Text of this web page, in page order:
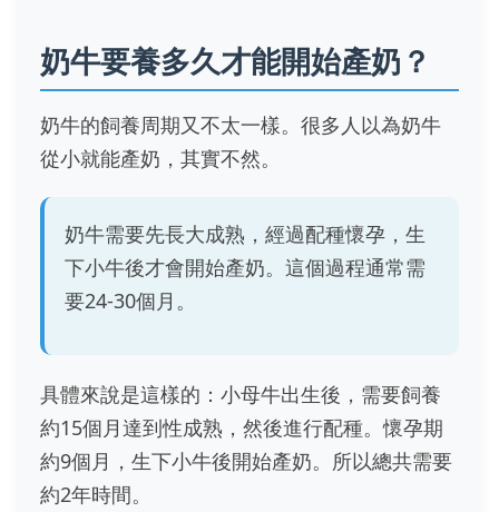
奶牛要養多久才能開始產奶？
奶牛的飼養周期又不太一樣。很多人以為奶牛
從小就能產奶，其實不然。
奶牛需要先長大成熟，經過配種懷孕，生
下小牛後才會開始產奶。這個過程通常需
要24-30個月。
具體來說是這樣的：小母牛出生後，需要飼養
約15個月達到性成熟，然後進行配種。懷孕期
約9個月，生下小牛後開始產奶。所以總共需要
約2年時間。